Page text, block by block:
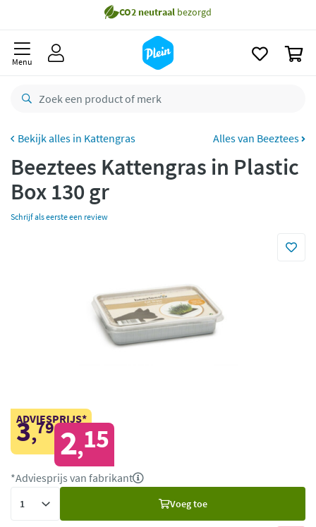
Gratisbezorging vanaf 35,- *
besteld,
Gratisretourneren
Betaal met Klarna
Menu
Kattengras Alles van Beeztees
Beeztees Kattengras in Plastic
Box 130 gr
Schrijf als eerste een review
ADVIESPRIJS*
3,79 2,15
*Adviesprijs van fabrikant
Voeg toe